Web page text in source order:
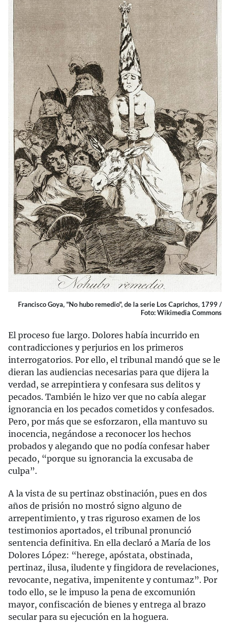
Francisco Goya, "No hubo remedio", de la serie Los Caprichos, 1799 /
Foto: Wikimedia Commons
El proceso fue largo. Dolores había incurrido en
contradicciones y perjurios en los primeros
interrogatorios. Por ello, el tribunal mandó que se le
dieran las audiencias necesarias para que dijera la
verdad, se arrepintiera y confesara sus delitos y
pecados. También le hizo ver que no cabía alegar
ignorancia en los pecados cometidos y confesados.
Pero, por más que se esforzaron, ella mantuvo su
inocencia, negándose a reconocer los hechos
probados y alegando que no podía confesar haber
pecado, “porque su ignorancia la excusaba de
culpa”.
A la vista de su pertinaz obstinación, pues en dos
años de prisión no mostró signo alguno de
arrepentimiento, y tras riguroso examen de los
testimonios aportados, el tribunal pronunció
sentencia definitiva. En ella declaró a María de los
Dolores López: “herege, apóstata, obstinada,
pertinaz, ilusa, iludente y fingidora de revelaciones,
revocante, negativa, impenitente y contumaz”. Por
todo ello, se le impuso la pena de excomunión
mayor, confiscación de bienes y entrega al brazo
secular para su ejecución en la hoguera.